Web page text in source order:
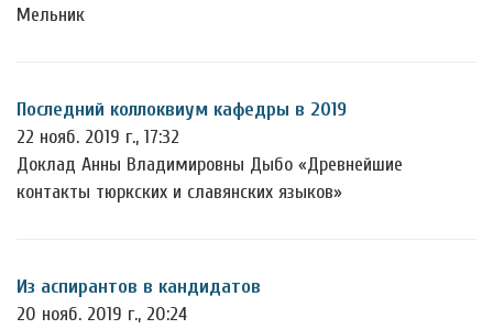
Мельник
Последний коллоквиум кафедры в 2019
22 нояб. 2019 г., 17:32
Доклад Анны Владимировны Дыбо «Древнейшие
контакты тюркских и славянских языков»
Из аспирантов в кандидатов
20 нояб. 2019 г., 20:24